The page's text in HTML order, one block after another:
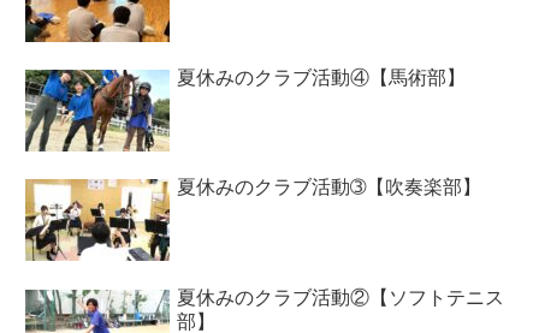
夏休みのクラブ活動④【馬術部】
夏休みのクラブ活動➂【吹奏楽部】
夏休みのクラブ活動②【ソフトテニス
部】